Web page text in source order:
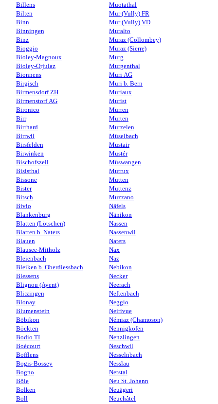
Billens
Bilten
Binn
Binningen
Binz
Bioggio
Bioley-Magnoux
Bioley-Orjulaz
Bionnens
Birgisch
Birmensdorf ZH
Birmenstorf AG
Bironico
Birr
Birrhard
Birrwil
Birsfelden
Birwinken
Bischofszell
Bisisthal
Bissone
Bister
Bitsch
Bivio
Blankenburg
Blatten (Lötschen)
Blatten b. Naters
Blauen
Blausee-Mitholz
Bleienbach
Bleiken b. Oberdiessbach
Blessens
Blignou (Ayent)
Blitzingen
Blonay
Blumenstein
Böbikon
Böckten
Bodio TI
Boécourt
Bofflens
Bogis-Bossey
Bogno
Bôle
Bolken
Boll
Muotathal
Mur (Vully) FR
Mur (Vully) VD
Muralto
Muraz (Collombey)
Muraz (Sierre)
Murg
Murgenthal
Muri AG
Muri b. Bern
Muriaux
Murist
Mürren
Murten
Murzelen
Müselbach
Müstair
Mustér
Müswangen
Mutrux
Mutten
Muttenz
Muzzano
Näfels
Nänikon
Nassen
Nassenwil
Naters
Nax
Naz
Nebikon
Necker
Neerach
Neftenbach
Neggio
Neirivue
Némiaz (Chamoson)
Nennigkofen
Nenzlingen
Neschwil
Nesselnbach
Nesslau
Netstal
Neu St. Johann
Neuägeri
Neuchâtel